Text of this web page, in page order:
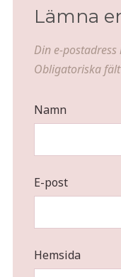
Lämna
Din e-
Obligatoriska
Namn
E-post
Hemsida